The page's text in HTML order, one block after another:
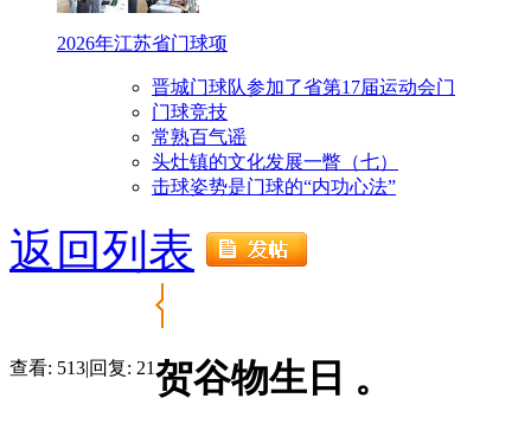
2026年江苏省门球项
晋城门球队参加了省第17届运动会门
门球竞技
常熟百气谣
头灶镇的文化发展一瞥（七）
击球姿势是门球的“内功心法”
返回列表
查看: 513|回复: 21贺谷物生日 。